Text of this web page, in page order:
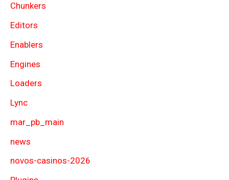
Chunkers
Editors
Enablers
Engines
Loaders
Lync
mar_pb_main
news
novos-casinos-2026